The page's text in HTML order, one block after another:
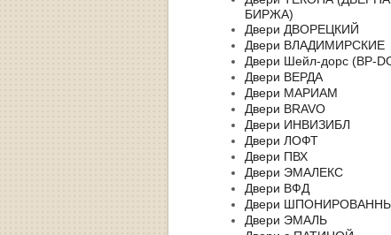
БИРЖА)
Двери ДВОРЕЦКИЙ
Двери ВЛАДИМИРСКИЕ
Двери Шейл-дорс (BP-
Двери ВЕРДА
Двери МАРИАМ
Двери BRAVO
Двери ИНВИЗИБЛ
Двери ЛОФТ
Двери ПВХ
Двери ЭМАЛЕКС
Двери ВФД
Двери
Двери ЭМАЛЬ